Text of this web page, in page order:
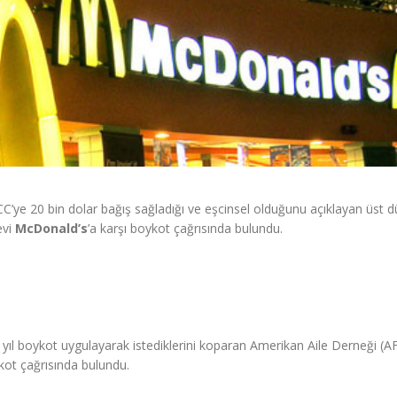
20 bin dolar bağış sağladığı ve eşcinsel olduğunu açıklayan üst
McDonald’s’a karşı boykot çağrısında bulundu.
boykot uygulayarak istediklerini koparan Amerikan Aile Derneği
çağrısında bulundu.